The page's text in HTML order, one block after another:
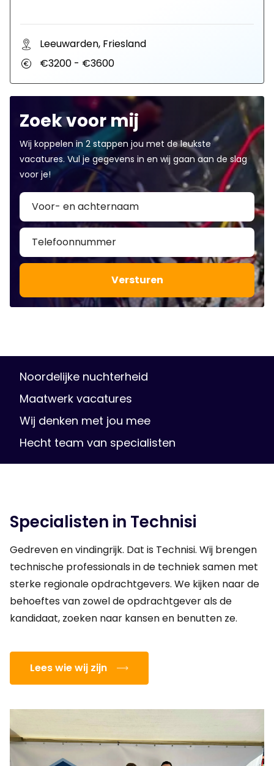
Leeuwarden, Friesland
€3200 - €3600
Zoek voor mij
Wij koppelen in 2 stappen jou met de leukste
vacatures. Vul je gegevens in en wij gaan aan de slag
voor je!
Noordelijke nuchterheid
Maatwerk vacatures
Wij denken met jou mee
Hecht team van specialisten
Specialisten in Technisi
Gedreven en vindingrijk. Dat is Technisi. Wij brengen
technische professionals in de techniek samen met
sterke regionale opdrachtgevers. We kijken naar de
behoeftes van zowel de opdrachtgever als de
kandidaat, zoeken naar kansen en benutten ze.
Lees wie wij zijn